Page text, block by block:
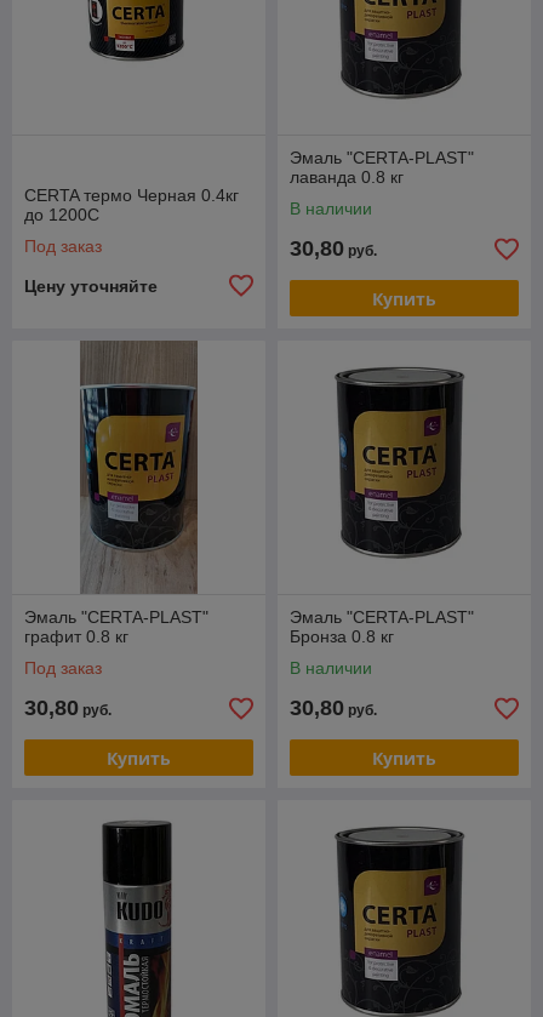
CERTA термо Черная 0.4кг
до 1200С
Под заказ
Цену уточняйте
Эмаль "CERTA-PLAST"
лаванда 0.8 кг
В наличии
30,80 руб.
Купить
Эмаль "CERTA-PLAST"
графит 0.8 кг
Под заказ
30,80 руб.
Купить
Эмаль "CERTA-PLAST"
Бронза 0.8 кг
В наличии
30,80 руб.
Купить